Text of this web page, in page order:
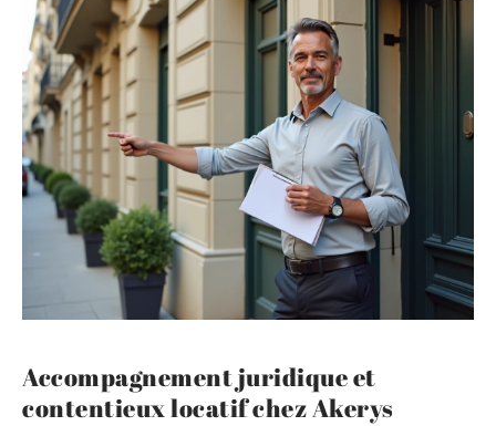
Accompagnement juridique et
contentieux locatif chez Akerys